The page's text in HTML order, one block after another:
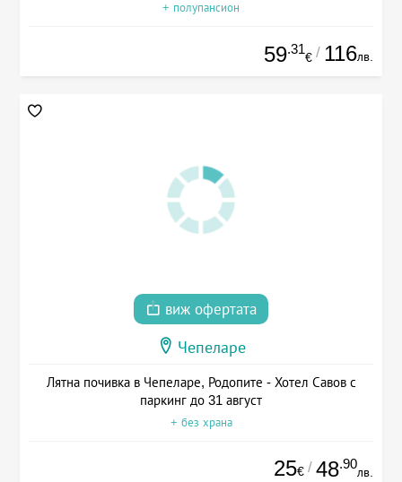
+ полупансион
59.31
€ / 116лв.
виж офертата
Чепеларе
Лятна почивка в Чепеларе, Родопите - Хотел Савов с
паркинг до 31 август
+ без храна
25€ / 48.90
лв.